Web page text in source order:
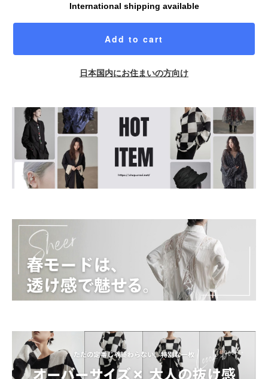
International shipping available
Add to cart
日本国内にお住まいの方向け